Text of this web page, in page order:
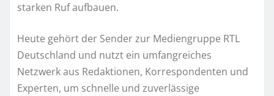
starken Ruf aufbauen.
Heute gehört der Sender zur Mediengruppe RTL
Deutschland und nutzt ein umfangreiches
Netzwerk aus Redaktionen, Korrespondenten und
Experten, um schnelle und zuverlässige